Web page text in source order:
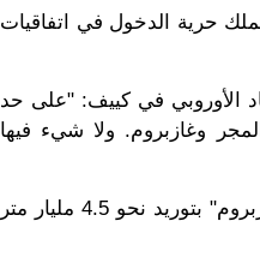
حرية الدخول في اتفاقيات
الأوروبي في كييف: "على حد
وغازبروم. ولا شيء فيها
قبل أسابيع، أبرمت روسيا وهنغاريا صفقة، تقوم خلالها "غازبروم" بتوريد نحو 4.5 مليار متر